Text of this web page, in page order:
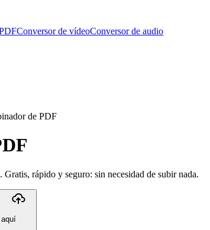
Conversor de vídeoConversor de audio
de PDF
rápido y seguro: sin necesidad de subir nada.